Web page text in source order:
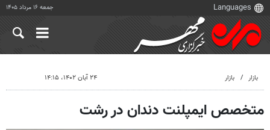
جمعه ۱۶ مرداد ۱۴۰۵
بازار بازار ۲۴ آبان ۱۴۰۲، ۱۴:۱۵
متخصص ایمپلنت دندان در رشت